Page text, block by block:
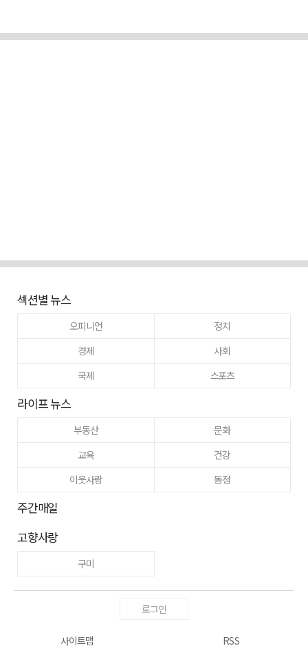
섹션별 뉴스
오피니언
정치
경제
사회
국제
스포츠
라이프 뉴스
부동산
문화
교육
건강
이웃사랑
동정
주간매일
고향사랑
구미
로그인
사이트맵 RSS